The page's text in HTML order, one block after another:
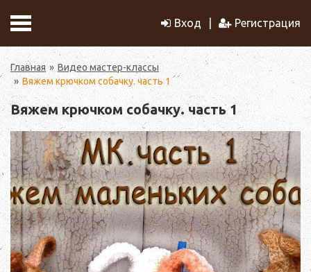
Вход Регистрация
Главная
Видео мастер-классы
Вяжем крючком собачку. часть 1
Вяжем крючком собачку. часть 1